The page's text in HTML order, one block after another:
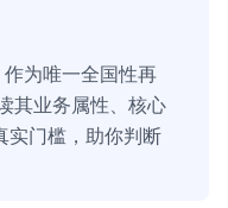
为唯一全国性再
其业务属性、核心
实门槛，助你判断